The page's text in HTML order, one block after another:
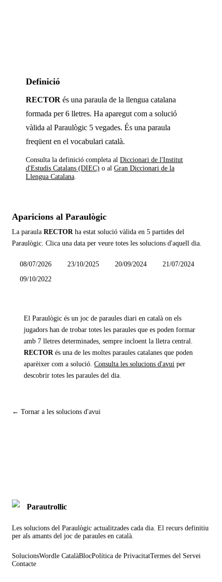
Definició
RECTOR és una paraula de la llengua catalana
formada per 6 lletres. Ha aparegut com a solució
vàlida al Paraulògic 5 vegades. És una paraula
freqüent en el vocabulari català.
Consulta la definició completa al Diccionari de l'Institut
d'Estudis Catalans (DIEC) o al Gran Diccionari de la
Llengua Catalana
Aparicions al Paraulògic
La paraula RECTOR ha estat solució vàlida en 5 partides del
Paraulògic. Clica una data per veure totes les solucions d'aquell dia.
08/07/2026 23/10/2025 20/09/2024
21/07/2024
09/10/2022
El Paraulògic és un joc de paraules diari en català on els
jugadors han de trobar totes les paraules que es poden formar
amb 7 lletres determinades, sempre incloent la lletra central.
RECTOR és una de les moltes paraules catalanes que poden
aparèixer com a solució. Consulta les solucions d'avui per
descobrir totes les paraules del dia.
← Tornar a les solucions d'avui
Parautrollic
Les solucions del Paraulògic actualitzades cada dia. El recurs definitiu
per als amants del joc de paraules en català.
SolucionsWordle CatalàBlocPolítica de PrivacitatTermes del Servei
Contacte